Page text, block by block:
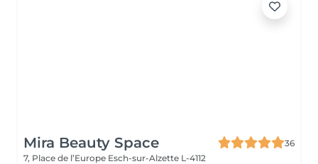
Mira Beauty Space
36
7, Place de l’Europe Esch-sur-Alzette L-4112